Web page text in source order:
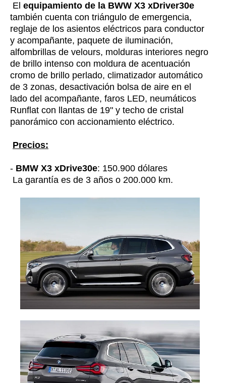
El equipamiento de la BWW X3 xDriver30e
también cuenta con triángulo de emergencia,
reglaje de los asientos eléctricos para conductor
y acompañante, paquete de iluminación,
alfombrillas de velours, molduras interiores negro
de brillo intenso con moldura de acentuación
cromo de brillo perlado, climatizador automático
de 3 zonas, desactivación bolsa de aire en el
lado del acompañante, faros LED, neumáticos
Runflat con llantas de 19" y techo de cristal
panorámico con accionamiento eléctrico.
Precios:
- BMW X3 xDrive30e: 150.900 dólares
La garantía es de 3 años o 200.000 km.